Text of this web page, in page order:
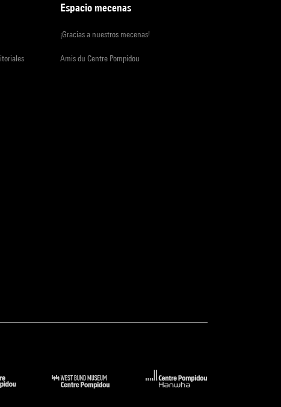
Espacio mecenas
¡Gracias a nuestros mecenas!
Amis du Centre Pompidou